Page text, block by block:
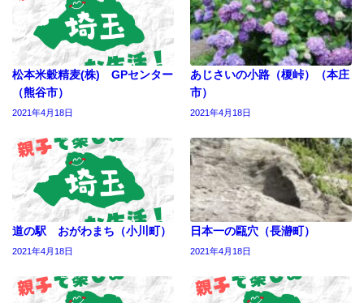
松本米穀精麦(株) GPセンター
（熊谷市）
2021年4月18日
あじさいの小路（榎峠）（本庄
市）
2021年4月18日
道の駅 おがわまち（小川町）
2021年4月18日
日本一の甌穴（長瀞町）
2021年4月18日